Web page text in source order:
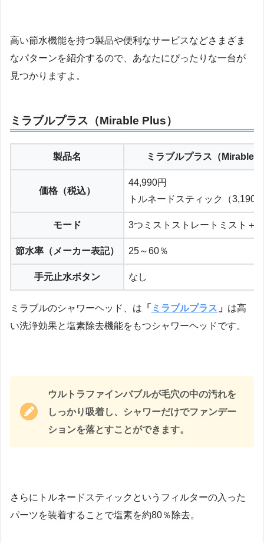
高い節水機能を持つ製品や便利なサービスなどさまざま
なパターンを紹介するので、あなたにぴったりな一台が
見つかりますよ。
ミラブルプラス（Mirable Plus）
製品名 ミラブルプラス（Mirable
価格（税込）
44,990円
トルネードスティック（3,190
モード 3つミストストレートミスト＋
節水率（メーカー表記） 25～60％
手元止水ボタン なし
ミラブルのシャワーヘッド、は 「 ミラブルプラス 」 は高
い洗浄効果と塩素除去機能をもつシャワーヘッドです。
ウルトラファインバブルが毛穴の中の汚れを
しっかり吸着し、シャワーだけでファンデー
ションを落とすことができます。
さらにトルネードスティックというフィルターの入った
パーツを装着することで塩素を約80％除去。